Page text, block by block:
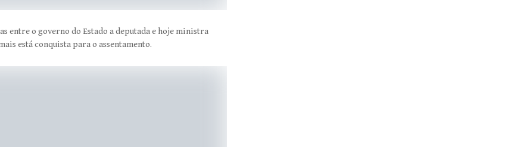
entre o governo do Estado a deputada e hoje ministra
está conquista para o assentamento.